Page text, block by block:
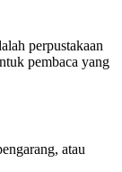
perpustakaan
pembaca yang
atau